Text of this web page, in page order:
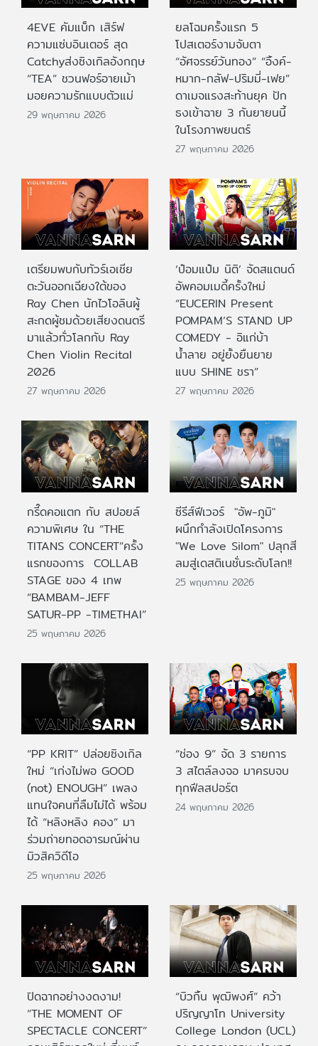
4EVE คัมแบ็ก เสิร์ฟ
ความแซ่บอินเตอร์ สุด
Catchyส่งซิงเกิลอังกฤษ
“TEA” ชวนฟอร์อายเม้า
มอยความรักแบบตัวแม่
29 พฤษภาคม 2026
ยลโฉมครั้งแรก 5
โปสเตอร์งามจับตา
“อัศจรรย์วันทอง” “อิ้งค์-
หมาก-กลัฟ-ปริมมี่-เฟย”
ดาเมจแรงสะท้านยุค ปัก
ธงเข้าฉาย 3 กันยายนนี้
ในโรงภาพยนตร์
27 พฤษภาคม 2026
เตรียมพบกับทัวร์เอเชีย
ตะวันออกเฉียงใต้ของ
Ray Chen นักไวโอลินผู้
สะกดผู้ชมด้วยเสียงดนตรี
มาแล้วทั่วโลกกับ Ray
Chen Violin Recital
2026
27 พฤษภาคม 2026
‘ป๋อมแป๋ม นิติ’ จัดสแตนด์
อัพคอมเมดี้ครั้งใหม่
“EUCERIN Present
POMPAM’S STAND UP
COMEDY - อิแก่บ้า
น้ำลาย อยู่ยั้งยืนยาย
แบบ SHINE ชรา”
27 พฤษภาคม 2026
กรี๊ดคอแตก กับ สปอยล์
ความพิเศษ ใน “THE
TITANS CONCERT”ครั้ง
แรกของการ COLLAB
STAGE ของ 4 เทพ
“BAMBAM-JEFF
SATUR-PP -TIMETHAI”
25 พฤษภาคม 2026
ซีรีส์ฟีเวอร์ "อัพ-ภูมิ"
ผนึกกำลังเปิดโครงการ
"We Love Silom" ปลุกสี
ลมสู่เดสติเนชั่นระดับโลก!!
25 พฤษภาคม 2026
“PP KRIT” ปล่อยซิงเกิล
ใหม่ “เก่งไม่พอ GOOD
(not) ENOUGH” เพลง
แทนใจคนที่ลืมไม่ได้ พร้อม
ได้ “หลิงหลิง คอง” มา
ร่วมถ่ายทอดอารมณ์ผ่าน
มิวสิควิดีโอ
25 พฤษภาคม 2026
“ช่อง 9” จัด 3 รายการ
3 สไตล์ลงจอ มาครบจบ
ทุกฟีลสปอร์ต
24 พฤษภาคม 2026
ปิดฉากอย่างงดงาม!
“THE MOMENT OF
SPECTACLE CONCERT”
“บิวกิ้น พุฒิพงศ์” คว้า
ปริญญาโท University
College London (UCL)